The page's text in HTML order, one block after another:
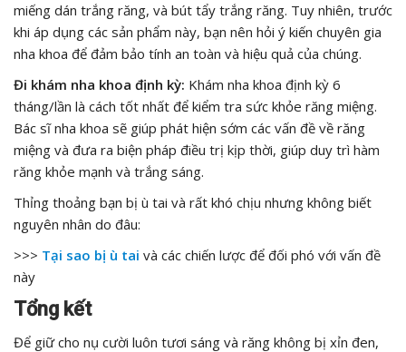
miếng dán trắng răng, và bút tẩy trắng răng. Tuy nhiên, trước
khi áp dụng các sản phẩm này, bạn nên hỏi ý kiến ​​chuyên gia
nha khoa để đảm bảo tính an toàn và hiệu quả của chúng.
Đi khám nha khoa định kỳ: Khám nha khoa định kỳ 6
tháng/lần là cách tốt nhất để kiểm tra sức khỏe răng miệng.
Bác sĩ nha khoa sẽ giúp phát hiện sớm các vấn đề về răng
miệng và đưa ra biện pháp điều trị kịp thời, giúp duy trì hàm
răng khỏe mạnh và trắng sáng.
Thỉng thoảng bạn bị ù tai và rất khó chịu nhưng không biết
nguyên nhân do đâu:
>>> Tại sao bị ù tai và các chiến lược để đối phó với vấn đề
này
Tổng kết
Để giữ cho nụ cười luôn tươi sáng và răng không bị xỉn đen,